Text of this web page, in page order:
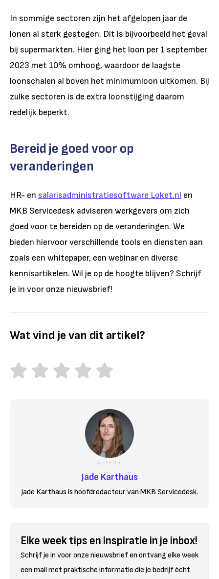
In sommige sectoren zijn het afgelopen jaar de
lonen al sterk gestegen. Dit is bijvoorbeeld het geval
bij supermarkten. Hier ging het loon per 1 september
2023 met 10% omhoog, waardoor de laagste
loonschalen al boven het minimumloon uitkomen. Bij
zulke sectoren is de extra loonstijging daarom
redelijk beperkt.
Bereid je goed voor op
veranderingen
HR- en salarisadministratiesoftware Loket.nl en
MKB Servicedesk adviseren werkgevers om zich
goed voor te bereiden op de veranderingen. We
bieden hiervoor verschillende tools en diensten aan
zoals een whitepaper, een webinar en diverse
kennisartikelen. Wil je op de hoogte blijven? Schrijf
je in voor onze nieuwsbrief!
Wat vind je van dit artikel?
AUTEUR
Jade Karthaus
Jade Karthaus is hoofdredacteur van MKB Servicedesk.
Elke week tips en inspiratie in je inbox!
Schrijf je in voor onze nieuwsbrief en ontvang elke week
een mail met praktische informatie die je bedrijf écht